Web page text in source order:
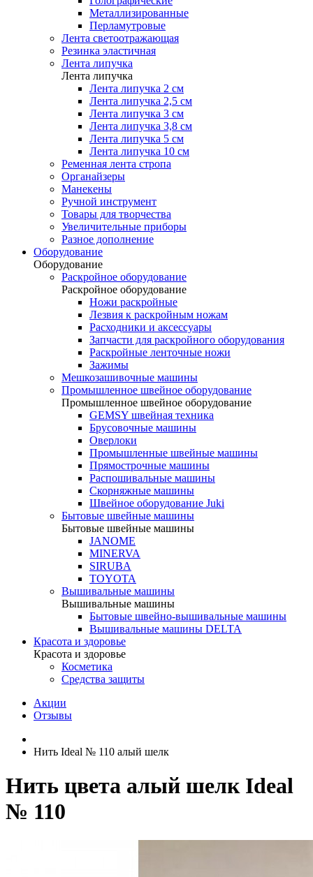
Металлизированные
Перламутровые
Лента светоотражающая
Резинка эластичная
Лента липучка
Лента липучка
Лента липучка 2 см
Лента липучка 2,5 см
Лента липучка 3 см
Лента липучка 3,8 см
Лента липучка 5 см
Лента липучка 10 см
Ременная лента стропа
Органайзеры
Манекены
Ручной инструмент
Товары для творчества
Увеличительные приборы
Разное дополнение
Оборудование
Оборудование
Раскройное оборудование
Раскройное оборудование
Ножи раскройные
Лезвия к раскройным ножам
Расходники и аксессуары
Запчасти для раскройного оборудования
Раскройные ленточные ножи
Зажимы
Мешкозашивочные машины
Промышленное швейное оборудование
Промышленное швейное оборудование
GEMSY швейная техника
Брусовочные машины
Оверлоки
Промышленные швейные машины
Прямострочные машины
Распошивальные машины
Скорняжные машины
Швейное оборудование Juki
Бытовые швейные машины
Бытовые швейные машины
JANOME
MINERVA
SIRUBA
TOYOTA
Вышивальные машины
Вышивальные машины
Бытовые швейно-вышивальные машины
Вышивальные машины DELTA
Красота и здоровье
Красота и здоровье
Косметика
Средства защиты
Акции
Отзывы
Нить Ideal № 110 алый шелк
Нить цвета алый шелк Ideal
№ 110